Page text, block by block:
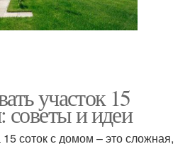
участок 15
советы и идеи
соток с домом – это сложная,